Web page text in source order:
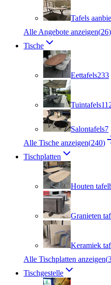
Tafels
Alle Angebote anzeigen(26)
Tische
Eettafels233
Tuintafels
Salontafels7
Alle Tische anzeigen(240)
Tischplatten
Houten
Granieten
Keramiek
Alle Tischplatten anzeigen(
Tischgestelle